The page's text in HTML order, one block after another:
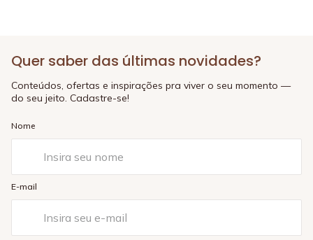
Quer saber das últimas novidades?
Conteúdos, ofertas e inspirações pra viver o seu momento —
do seu jeito. Cadastre-se!
Nome
E-mail